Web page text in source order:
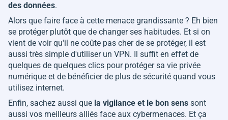
des données.
Alors que faire face à cette menace grandissante ? Eh bien
se protéger plutôt que de changer ses habitudes. Et si on
vient de voir qu'il ne coûte pas cher de se protéger, il est
aussi très simple d'utiliser un VPN. Il suffit en effet de
quelques de quelques clics pour protéger sa vie privée
numérique et de bénéficier de plus de sécurité quand vous
utilisez internet.
Enfin, sachez aussi que la vigilance et le bon sens sont
aussi vos meilleurs alliés face aux cybermenaces. Et ça